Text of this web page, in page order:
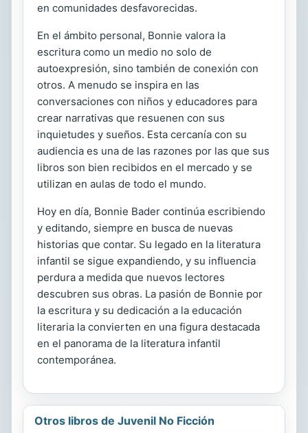
en comunidades desfavorecidas.
En el ámbito personal, Bonnie valora la
escritura como un medio no solo de
autoexpresión, sino también de conexión con
otros. A menudo se inspira en las
conversaciones con niños y educadores para
crear narrativas que resuenen con sus
inquietudes y sueños. Esta cercanía con su
audiencia es una de las razones por las que sus
libros son bien recibidos en el mercado y se
utilizan en aulas de todo el mundo.
Hoy en día, Bonnie Bader continúa escribiendo
y editando, siempre en busca de nuevas
historias que contar. Su legado en la literatura
infantil se sigue expandiendo, y su influencia
perdura a medida que nuevos lectores
descubren sus obras. La pasión de Bonnie por
la escritura y su dedicación a la educación
literaria la convierten en una figura destacada
en el panorama de la literatura infantil
contemporánea.
Otros libros de Juvenil No Ficción